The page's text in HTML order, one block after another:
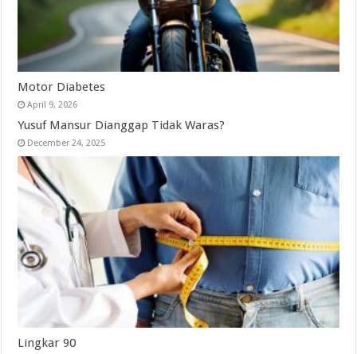
Motor Diabetes
April 9, 2026
Yusuf Mansur Dianggap Tidak Waras?
December 24, 2025
Lingkar 90